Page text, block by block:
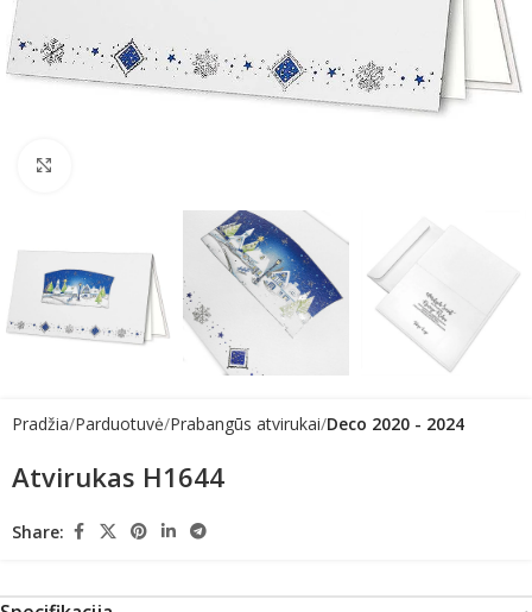
Pradžia Parduotuvė Prabangūs atvirukai Deco 2020 - 2024
Atvirukas H1644
Share: